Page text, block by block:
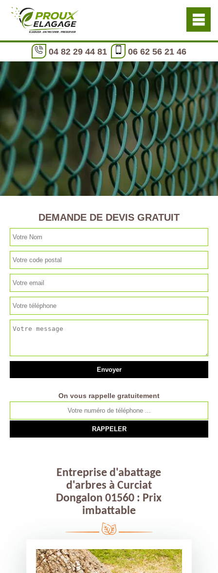
04 82 29 44 81 06 62 56 21 46
DEMANDE DE DEVIS GRATUIT
On vous rappelle gratuitement
Entreprise d'abattage
d'arbres à Curciat
Dongalon 01560 : Prix
imbattable